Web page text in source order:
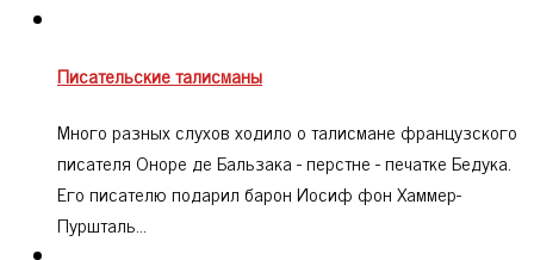
Писательские талисманы
Много разных слухов ходило о талисмане французского
писателя Оноре де Бальзака - перстне - печатке Бедука.
Его писателю подарил барон Иосиф фон Хаммер-
Пуршталь…